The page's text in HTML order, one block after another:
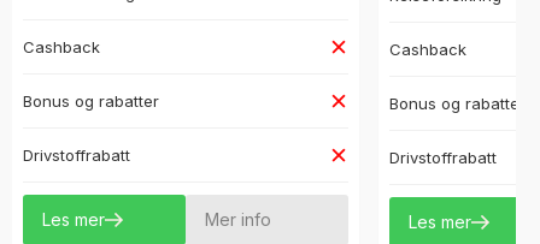
Cashback
Bonus og rabatter
Drivstoffrabatt
Les mer Mer info
Cashback
Bonus og rabatter
Drivstoffrabatt
Les mer